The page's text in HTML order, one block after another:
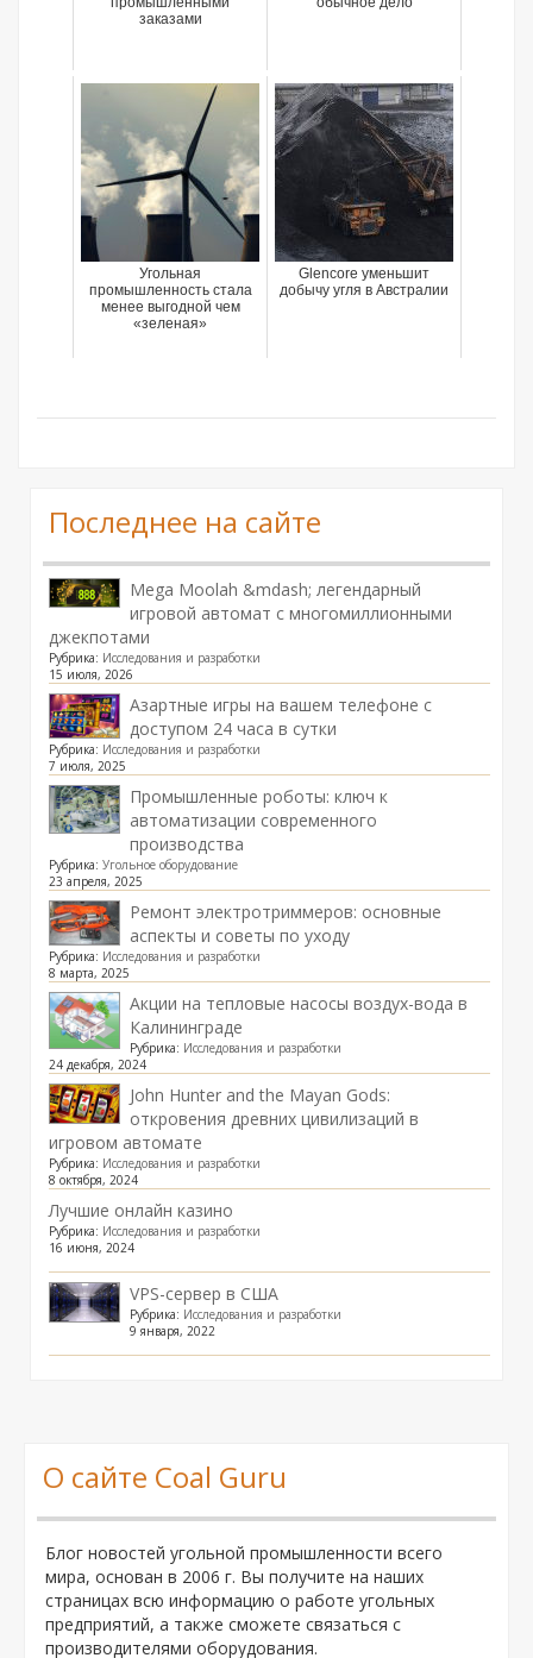
заказами
Угольная
промышленность стала
менее выгодной чем
«зеленая»
Glencore уменьшит
добычу угля в Австралии
Последнее на сайте
Mega Moolah &mdash; легендарный
игровой автомат с многомиллионными
джекпотами
Рубрика: Исследования и разработки
15 июля, 2026
Азартные игры на вашем телефоне с
доступом 24 часа в сутки
Рубрика: Исследования и разработки
7 июля, 2025
Промышленные роботы: ключ к
автоматизации современного
производства
Рубрика: Угольное оборудование
23 апреля, 2025
Ремонт электротриммеров: основные
аспекты и советы по уходу
Рубрика: Исследования и разработки
8 марта, 2025
Акции на тепловые насосы воздух-вода в
Калининграде
Рубрика: Исследования и разработки
24 декабря, 2024
John Hunter and the Mayan Gods:
откровения древних цивилизаций в
игровом автомате
Рубрика: Исследования и разработки
8 октября, 2024
Лучшие онлайн казино
Рубрика: Исследования и разработки
16 июня, 2024
VPS-сервер в США
Рубрика: Исследования и разработки
9 января, 2022
О сайте Coal Guru
Блог новостей угольной промышленности всего
мира, основан в 2006 г. Вы получите на наших
страницах всю информацию о работе угольных
предприятий, а также сможете связаться с
производителями оборудования.